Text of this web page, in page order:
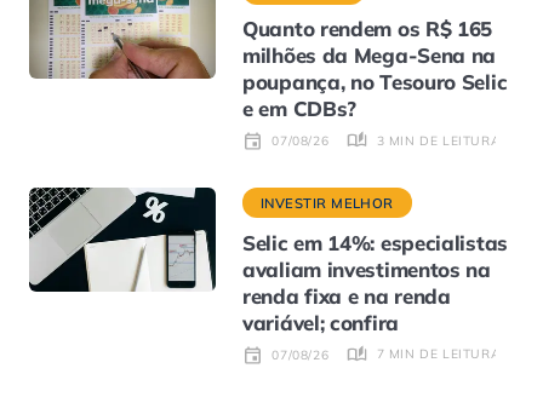
Quanto rendem os R$ 165
milhões da Mega-Sena na
poupança, no Tesouro Selic
e em CDBs?
07/08/26 3 MIN DE LEITURA
INVESTIR MELHOR
Selic em 14%: especialistas
avaliam investimentos na
renda fixa e na renda
variável; confira
07/08/26 7 MIN DE LEITURA